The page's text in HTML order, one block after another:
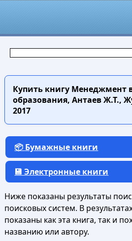
Купить книгуМенеджмент
образования, Антаев Ж.Т.,
2017
📦 Бумажные книги
💾 Электронные книги
Ниже показаны результаты
поисковых систем. В
показаны как эта книга, так и
названию или автору.